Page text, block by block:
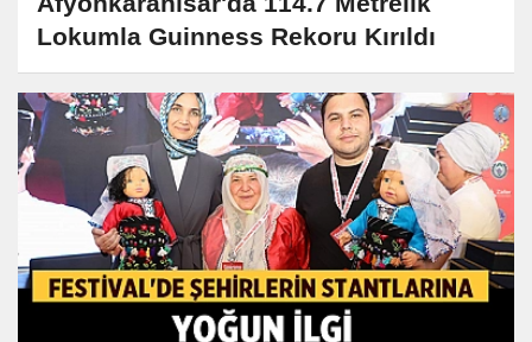
Lokumla Guinness Rekoru Kırıldı